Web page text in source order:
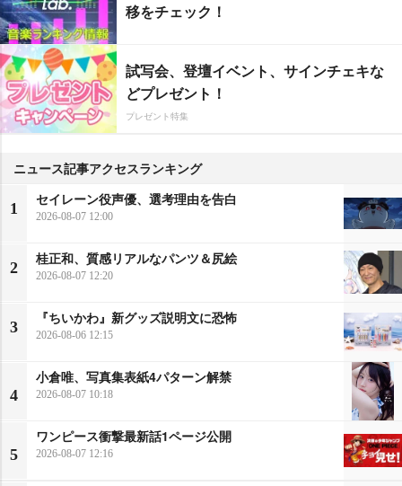
移をチェック！
試写会、登壇イベント、サインチェキな
どプレゼント！
プレゼント特集
ニュース記事アクセスランキング
1
セイレーン役声優、選考理由を告白
2026-08-07 12:00
2
桂正和、質感リアルなパンツ＆尻絵
2026-08-07 12:20
3
『ちいかわ』新グッズ説明文に恐怖
2026-08-06 12:15
4
小倉唯、写真集表紙4パターン解禁
2026-08-07 10:18
5
ワンピース衝撃最新話1ページ公開
2026-08-07 12:16